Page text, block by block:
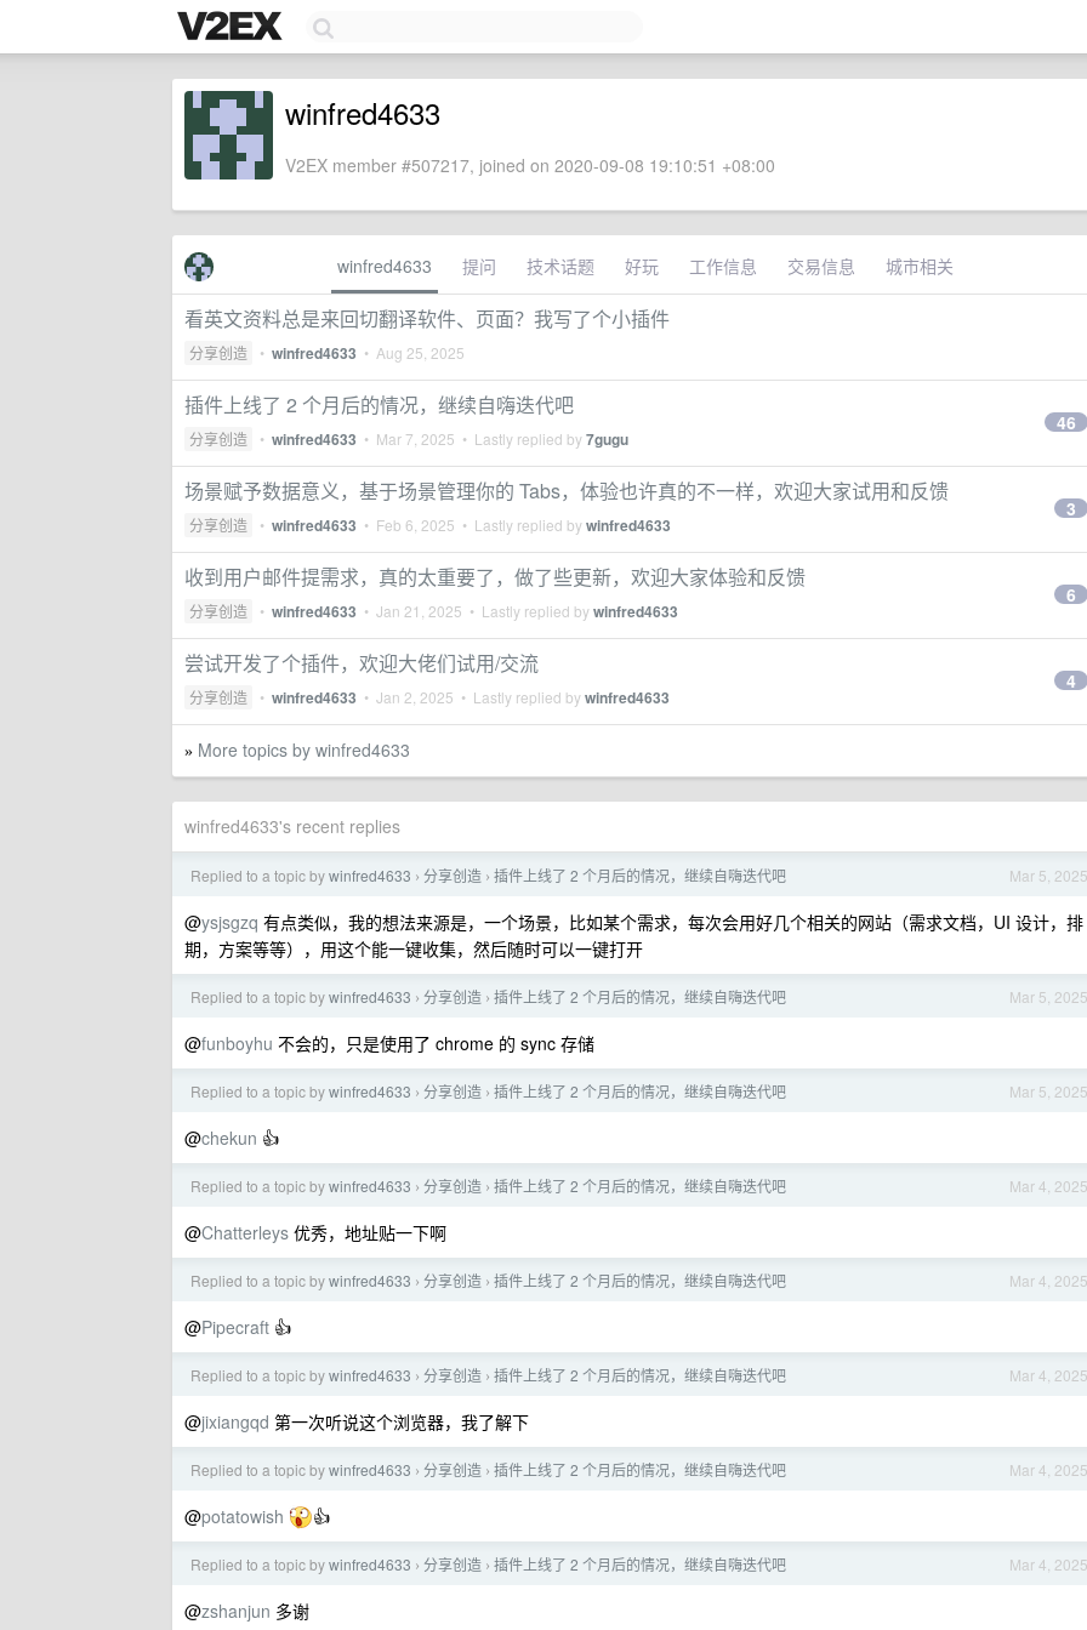
winfred4633
V2EX member #507217, joined on 2020-09-08 19:10:51 +08:00
winfred4633 提问 技术话题 好玩 工作信息 交易信息 城市相关
看英文资料总是来回切翻译软件、页面？我写了个小插件
分享创造 • winfred4633 • Aug 25, 2025
插件上线了 2 个月后的情况，继续自嗨迭代吧
分享创造 • winfred4633 • Mar 7, 2025 • Lastly replied by7gugu
46
场景赋予数据意义，基于场景管理你的 Tabs，体验也许真的不一样，欢迎大家试用和反馈
分享创造 • winfred4633 • Feb 6, 2025 • Lastly replied bywinfred4633
3
收到用户邮件提需求，真的太重要了，做了些更新，欢迎大家体验和反馈
分享创造 • winfred4633 • Jan 21, 2025 • Lastly replied bywinfred4633
6
尝试开发了个插件，欢迎大佬们试用/交流
分享创造 • winfred4633 • Jan 2, 2025 • Lastly replied bywinfred4633
4
» More topics by winfred4633
winfred4633's recent replies
Mar 5, 2025
Replied to a topic bywinfred4633 › 分享创造 › 插件上线了 2 个月后的情况，继续自嗨迭代吧
@ysjsgzq 有点类似，我的想法来源是，一个场景，比如某个需求，每次会用好几个相关的网站（需求文档，UI 设计，排
期，方案等等），用这个能一键收集，然后随时可以一键打开
Mar 5, 2025
Replied to a topic bywinfred4633 › 分享创造 › 插件上线了 2 个月后的情况，继续自嗨迭代吧
@funboyhu 不会的，只是使用了 chrome 的 sync 存储
Mar 5, 2025
Replied to a topic bywinfred4633 › 分享创造 › 插件上线了 2 个月后的情况，继续自嗨迭代吧
@chekun 👍
Mar 4, 2025
Replied to a topic bywinfred4633 › 分享创造 › 插件上线了 2 个月后的情况，继续自嗨迭代吧
@Chatterleys 优秀，地址贴一下啊
Mar 4, 2025
Replied to a topic bywinfred4633 › 分享创造 › 插件上线了 2 个月后的情况，继续自嗨迭代吧
@Pipecraft 👍
Mar 4, 2025
Replied to a topic bywinfred4633 › 分享创造 › 插件上线了 2 个月后的情况，继续自嗨迭代吧
@jixiangqd 第一次听说这个浏览器，我了解下
Mar 4, 2025
Replied to a topic bywinfred4633 › 分享创造 › 插件上线了 2 个月后的情况，继续自嗨迭代吧
@potatowish 👍
Mar 4, 2025
Replied to a topic bywinfred4633 › 分享创造 › 插件上线了 2 个月后的情况，继续自嗨迭代吧
@zshanjun 多谢